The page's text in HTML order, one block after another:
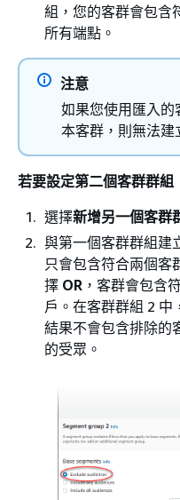
組，您的客群會包含
所有端點。
注意
如果您使用匯入
本客群，則無法建
若要設定第二個客群群組
選擇新增另一個客群
與第一個客群群組建
只會包含符合兩個客
擇 OR ，客群會包含
戶。在客群群組 2 中
結果不會包含排除的
的受眾。